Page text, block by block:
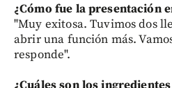
¿Cómo fue la presentación
"Muy exitosa. Tuvimos dos
abrir una función más.
responde".
¿Cuáles son los